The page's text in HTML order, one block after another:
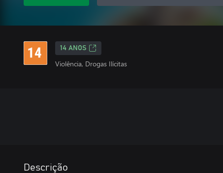
14 ANOS
Violência, Drogas Ilícitas
Descrição